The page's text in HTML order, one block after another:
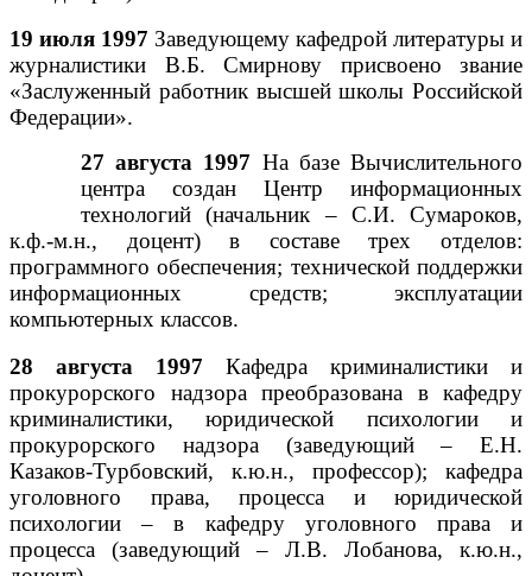
19 июля 1997 Заведующему кафедрой литературы и
журналистики В.Б. Смирнову присвоено звание
«Заслуженный работник высшей школы Российской
Федерации».
27 августа 1997 На базе Вычислительного
центра создан Центр информационных
технологий (начальник – С.И. Сумароков,
к.ф.-м.н., доцент) в составе трех отделов:
программного обеспечения; технической поддержки
информационных средств; эксплуатации
компьютерных классов.
28 августа 1997 Кафедра криминалистики и
прокурорского надзора преобразована в кафедру
криминалистики, юридической психологии и
прокурорского надзора (заведующий – Е.Н.
Казаков-Турбовский, к.ю.н., профессор); кафедра
уголовного права, процесса и юридической
психологии – в кафедру уголовного права и
процесса (заведующий – Л.В. Лобанова, к.ю.н.,